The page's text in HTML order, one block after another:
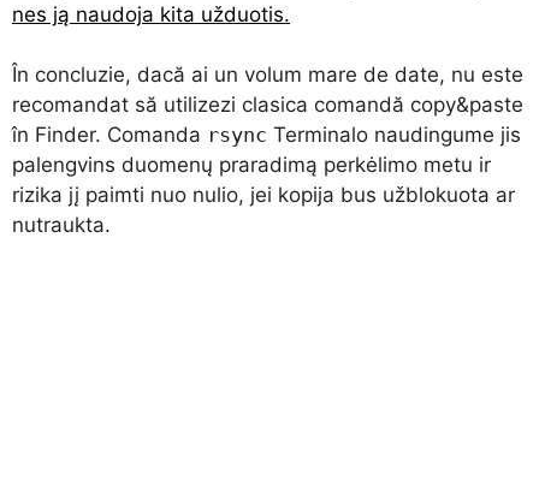
nes ją naudoja kita užduotis.
În concluzie, dacă ai un volum mare de date, nu este
recomandat să utilizezi clasica comandă copy&paste
în Finder. Comanda rsync Terminalo naudingume jis
palengvins duomenų praradimą perkėlimo metu ir
rizika jį paimti nuo nulio, jei kopija bus užblokuota ar
nutraukta.